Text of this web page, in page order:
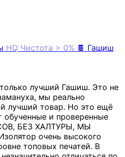
HQ Чистота > 0% 🍫 Гашиш
лучший Гашиш. Это не
мы реально
лучший товар. Но это ещё
обученные и проверенные
БЕЗ ХАЛТУРЫ, МЫ
очень высокого
топовых печатей. В